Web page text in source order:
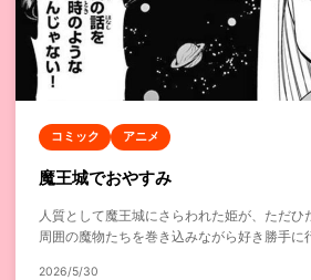
コミック アニメ
魔王城でおやすみ
人質として魔王城にさらわれた姫が、ただひ
周囲の魔物たちを巻き込みながら好き勝手に
2026/5/30